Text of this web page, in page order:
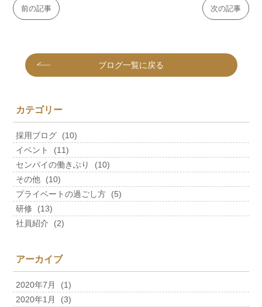
前の記事 次の記事
ブログ一覧に戻る
カテゴリー
採用ブログ
(10)
イベント
(11)
センパイの働きぶり
(10)
その他
(10)
プライベートの過ごし方
(5)
研修
(13)
社員紹介
(2)
アーカイブ
2020年7月
(1)
2020年1月
(3)